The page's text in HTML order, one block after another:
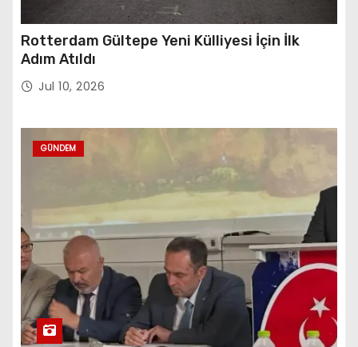
Rotterdam Gültepe Yeni Külliyesi İçin İlk
Adım Atıldı
Jul 10, 2026
GÜNDEM